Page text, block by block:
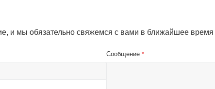
и мы обязательно свяжемся с вами в ближайшее время
Сообщение *